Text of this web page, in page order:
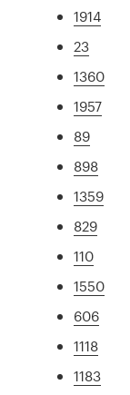
1914
23
1360
1957
89
898
1359
829
110
1550
606
1118
1183